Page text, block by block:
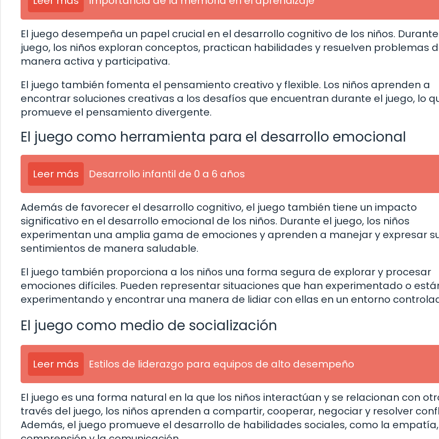
El juego desempeña un papel crucial en el desarrollo cognitivo de los niños.
juego, los niños exploran conceptos, practican habilidades y resuelven problemas
manera activa y participativa.
El juego también fomenta el pensamiento creativo y flexible. Los niños aprenden a
encontrar soluciones creativas a los desafíos que encuentran durante el juego, lo
promueve el pensamiento divergente.
El juego como herramienta para el desarrollo emocional
Leer más Desarrollo infantil de 0 a 6 años
Además de favorecer el desarrollo cognitivo, el juego también tiene un impacto
significativo en el desarrollo emocional de los niños. Durante el juego, los niños
experimentan una amplia gama de emociones y aprenden a manejar y expresar
sentimientos de manera saludable.
El juego también proporciona a los niños una forma segura de explorar y procesar
emociones difíciles. Pueden representar situaciones que han experimentado o
experimentando y encontrar una manera de lidiar con ellas en un entorno
El juego como medio de socialización
Leer más Estilos de liderazgo para equipos de alto desempeño
El juego es una forma natural en la que los niños interactúan y se relacionan con
través del juego, los niños aprenden a compartir, cooperar, negociar y resolver
Además, el juego promueve el desarrollo de habilidades sociales, como la